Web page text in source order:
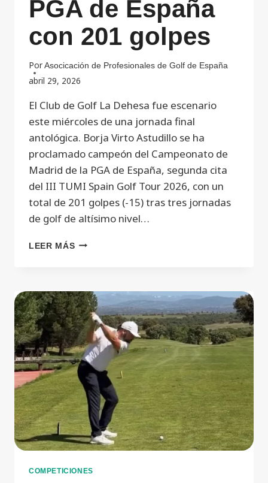
PGA de España
con 201 golpes
Por Asocicación de Profesionales de Golf de España
abril 29, 2026
El Club de Golf La Dehesa fue escenario
este miércoles de una jornada final
antológica. Borja Virto Astudillo se ha
proclamado campeón del Campeonato de
Madrid de la PGA de España, segunda cita
del III TUMI Spain Golf Tour 2026, con un
total de 201 golpes (-15) tras tres jornadas
de golf de altísimo nivel…
LEER MÁS
COMPETICIONES